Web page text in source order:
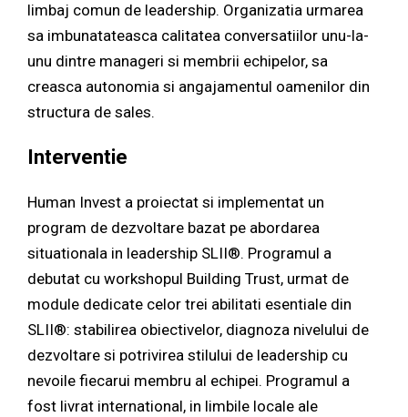
limbaj comun de leadership. Organizatia urmarea
sa imbunatateasca calitatea conversatiilor unu-la-
unu dintre manageri si membrii echipelor, sa
creasca autonomia si angajamentul oamenilor din
structura de sales.
Interventie
Human Invest a proiectat si implementat un
program de dezvoltare bazat pe abordarea
situationala in leadership SLII®. Programul a
debutat cu workshopul Building Trust, urmat de
module dedicate celor trei abilitati esentiale din
SLII®: stabilirea obiectivelor, diagnoza nivelului de
dezvoltare si potrivirea stilului de leadership cu
nevoile fiecarui membru al echipei. Programul a
fost livrat international, in limbile locale ale